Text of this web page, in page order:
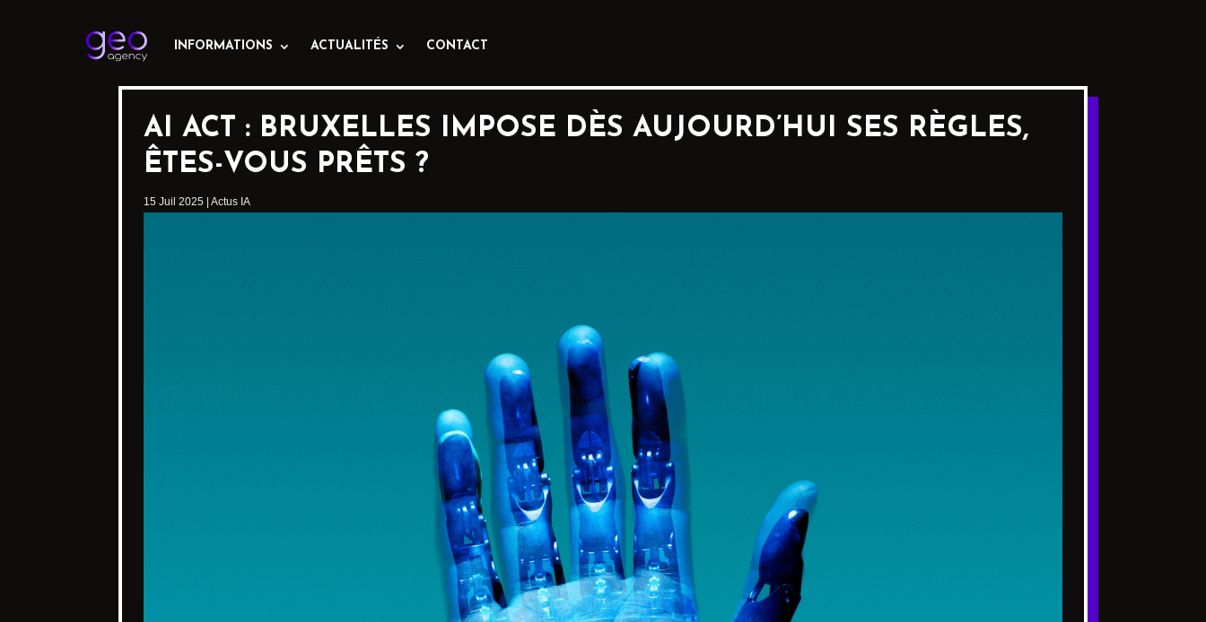
INFORMATIONS ACTUALITÉS CONTACT
AI ACT : BRUXELLES IMPOSE DÈS AUJOURD’HUI SES RÈGLES,
ÊTES-VOUS PRÊTS ?
15 Juil 2025 Actus IA